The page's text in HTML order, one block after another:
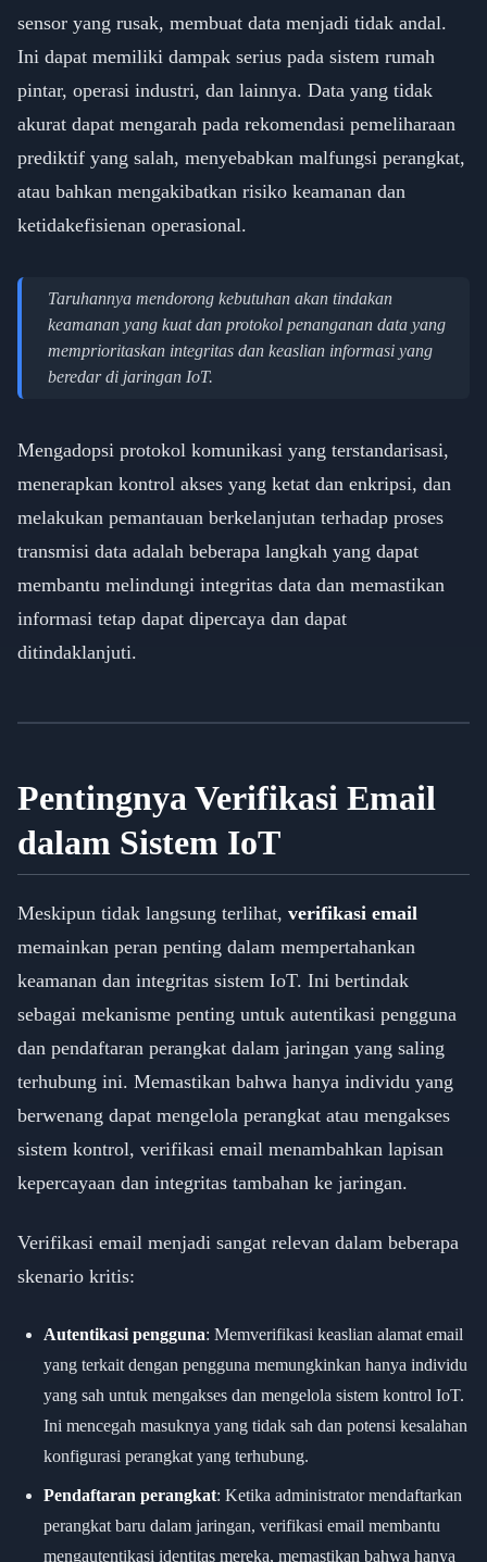
sensor yang rusak, membuat data menjadi tidak andal.
Ini dapat memiliki dampak serius pada sistem rumah
pintar, operasi industri, dan lainnya. Data yang tidak
akurat dapat mengarah pada rekomendasi pemeliharaan
prediktif yang salah, menyebabkan malfungsi perangkat,
atau bahkan mengakibatkan risiko keamanan dan
ketidakefisienan operasional.
Taruhannya mendorong kebutuhan akan tindakan
keamanan yang kuat dan protokol penanganan data yang
memprioritaskan integritas dan keaslian informasi yang
beredar di jaringan IoT.
Mengadopsi protokol komunikasi yang terstandarisasi,
menerapkan kontrol akses yang ketat dan enkripsi, dan
melakukan pemantauan berkelanjutan terhadap proses
transmisi data adalah beberapa langkah yang dapat
membantu melindungi integritas data dan memastikan
informasi tetap dapat dipercaya dan dapat
ditindaklanjuti.
Pentingnya Verifikasi Email
dalam Sistem IoT
Meskipun tidak langsung terlihat, verifikasi email
memainkan peran penting dalam mempertahankan
keamanan dan integritas sistem IoT. Ini bertindak
sebagai mekanisme penting untuk autentikasi pengguna
dan pendaftaran perangkat dalam jaringan yang saling
terhubung ini. Memastikan bahwa hanya individu yang
berwenang dapat mengelola perangkat atau mengakses
sistem kontrol, verifikasi email menambahkan lapisan
kepercayaan dan integritas tambahan ke jaringan.
Verifikasi email menjadi sangat relevan dalam beberapa
skenario kritis:
Autentikasi pengguna: Memverifikasi keaslian alamat email
yang terkait dengan pengguna memungkinkan hanya individu
yang sah untuk mengakses dan mengelola sistem kontrol IoT.
Ini mencegah masuknya yang tidak sah dan potensi kesalahan
konfigurasi perangkat yang terhubung.
Pendaftaran perangkat: Ketika administrator mendaftarkan
perangkat baru dalam jaringan, verifikasi email membantu
mengautentikasi identitas mereka, memastikan bahwa hanya